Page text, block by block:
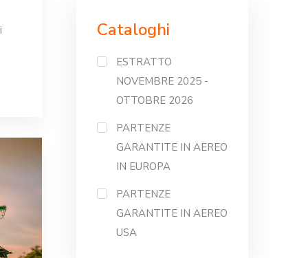
Cataloghi
ESTRATTO
NOVEMBRE 2025 -
OTTOBRE 2026
PARTENZE
GARANTITE IN AEREO
IN EUROPA
PARTENZE
GARANTITE IN AEREO
USA